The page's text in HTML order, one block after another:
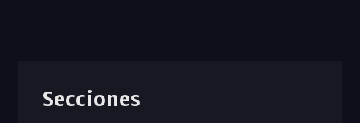
Secciones